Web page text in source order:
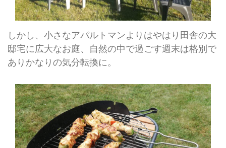
しかし、小さなアパルトマンよりはやはり田舎の大
邸宅に広大なお庭、自然の中で過ごす週末は格別で
ありかなりの気分転換に。